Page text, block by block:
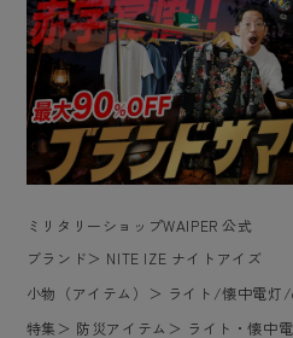
ミリタリーショップWAIPER 公式
ブランド＞ NITE IZE ナイトアイズ
小物（アイテム）
＞ ライト/懐中電灯
特集 ＞ 防災アイテム ＞ ライト・懐中